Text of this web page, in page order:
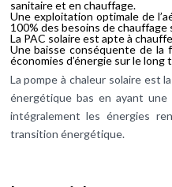
sanitaire et en chauffage.
Une exploitation optimale de
100% des besoins de chauffage
La PAC solaire est apte à
Une baisse conséquente de la
économies d’énergie sur le long
La pompe à chaleur solaire est
énergétique bas en ayant une
intégralement les énergies
transition énergétique.